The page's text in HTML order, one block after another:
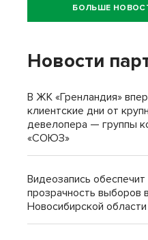
БОЛЬШЕ
Новости
В ЖК «Гренландия»
клиентские дни от
девелопера — группы
«СОЮЗ»
Видеозапись обеспечит
прозрачность выборов
Новосибирской области